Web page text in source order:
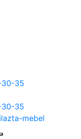
35
35
ilazta-mebel